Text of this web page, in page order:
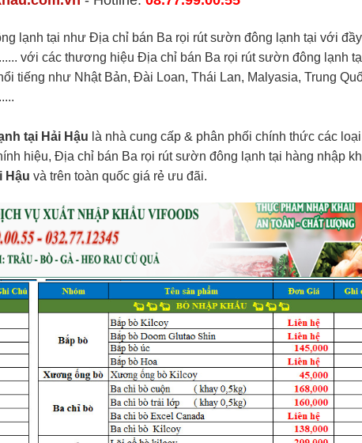
lạnh tại như Địa chỉ bán Ba rọi rút sườn đông lạnh tại với
với các thương hiệu Địa chỉ bán Ba rọi rút sườn đông lạnh
tiếng như Nhật Bản, Đài Loan, Thái Lan, Malyasia, Trung
tại Hải Hậu là nhà cung cấp & phân phối chính thức các
hiệu, Địa chỉ bán Ba rọi rút sườn đông lạnh tại hàng nhập
Hậu và trên toàn quốc giá rẻ ưu đãi.